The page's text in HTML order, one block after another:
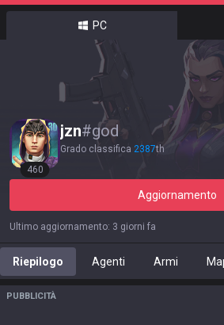
PC
460
jzn#god
Grado classifica 2387th
Aggiornamento
Ultimo aggiornamento: 3 giorni fa
Riepilogo Agenti Armi
PUBBLICITÀ